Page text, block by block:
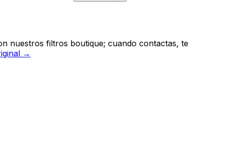
nuestros filtros boutique; cuando contactas, te
→